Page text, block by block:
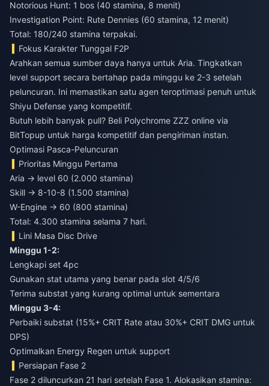
Notorious Hunt: 1 bos (40 stamina, 8 menit)
Investigation Point: Rute Dennies (60 stamina, 12 menit)
Total: 180/240 stamina terpakai.
Fokus Karakter Tunggal F2P
Arahkan semua sumber daya hanya untuk Aria. Tingkatkan
level support secara bertahap pada minggu ke 2-3 setelah
peluncuran. Ini memastikan satu agen teroptimasi penuh untuk
Shiyu Defense yang kompetitif.
Butuh lebih banyak pull? Beli Polychrome ZZZ online via
BitTopup untuk harga kompetitif dan pengiriman instan.
Optimasi Pasca-Peluncuran
Prioritas Minggu Pertama
Aria → level 60 (2.000 stamina)
Skill → 8-10-8 (1.500 stamina)
W-Engine → 60 (800 stamina)
Total: 4.300 stamina selama 7 hari.
Lini Masa Disc Drive
Minggu 1-2:
Lengkapi set 4pc
Gunakan stat utama yang benar pada slot 4/5/6
Terima substat yang kurang optimal untuk sementara
Minggu 3-4:
Perbaiki substat (15%+ CRIT Rate atau 30%+ CRIT DMG untuk
DPS)
Optimalkan Energy Regen untuk support
Persiapan Fase 2
Fase 2 diluncurkan 21 hari setelah Fase 1. Alokasikan stamina: